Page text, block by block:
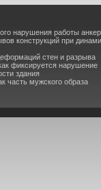
нарушения работы
конструкций при
стен и разрыва
фиксируется нарушение
здания
часть мужского образа